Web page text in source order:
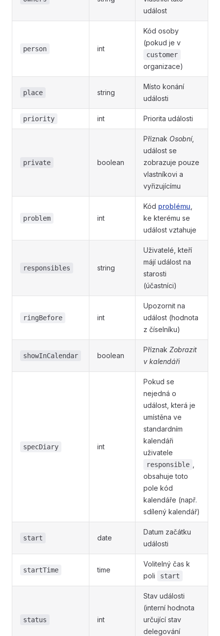
událost
person int
Kód osoby
(pokud je v
customer
organizace)
place string
Místo konání
události
priority int Priorita události
private boolean
Příznak Osobní,
událost se
zobrazuje pouze
vlastníkovi a
vyřizujícímu
problem int
Kód problému
ke kterému se
událost vztahuje
responsibles string
Uživatelé, kteří
májí událost na
starosti
(účastníci)
ringBefore int
Upozornit na
událost (hodnota
z číselníku)
showInCalendar boolean
Příznak Zobrazit
v kalendáři
specDiary int
Pokud se
nejedná o
událost, která je
umístěna ve
standardním
kalendáři
uživatele
responsible
obsahuje toto
pole kód
kalendáře (např.
sdílený kalendář)
start date
Datum začátku
události
startTime time
Volitelný čas k
poli
start
status int
Stav události
(interní hodnota
určující stav
delegování